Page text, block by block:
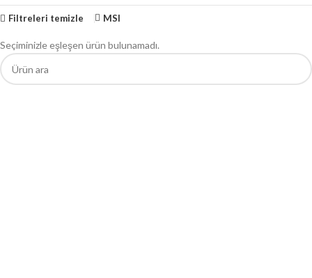
Filtreleri temizle MSI
Seçiminizle eşleşen ürün bulunamadı.